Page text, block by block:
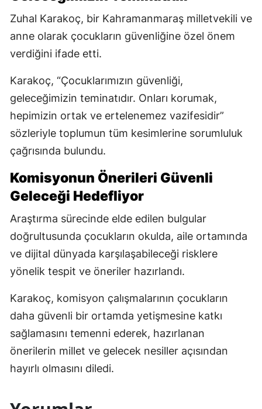
Zuhal Karakoç, bir Kahramanmaraş milletvekili ve
anne olarak çocukların güvenliğine özel önem
verdiğini ifade etti.
Karakoç, “Çocuklarımızın güvenliği,
geleceğimizin teminatıdır. Onları korumak,
hepimizin ortak ve ertelenemez vazifesidir”
sözleriyle toplumun tüm kesimlerine sorumluluk
çağrısında bulundu.
Komisyonun Önerileri Güvenli
Geleceği Hedefliyor
Araştırma sürecinde elde edilen bulgular
doğrultusunda çocukların okulda, aile ortamında
ve dijital dünyada karşılaşabileceği risklere
yönelik tespit ve öneriler hazırlandı.
Karakoç, komisyon çalışmalarının çocukların
daha güvenli bir ortamda yetişmesine katkı
sağlamasını temenni ederek, hazırlanan
önerilerin millet ve gelecek nesiller açısından
hayırlı olmasını diledi.